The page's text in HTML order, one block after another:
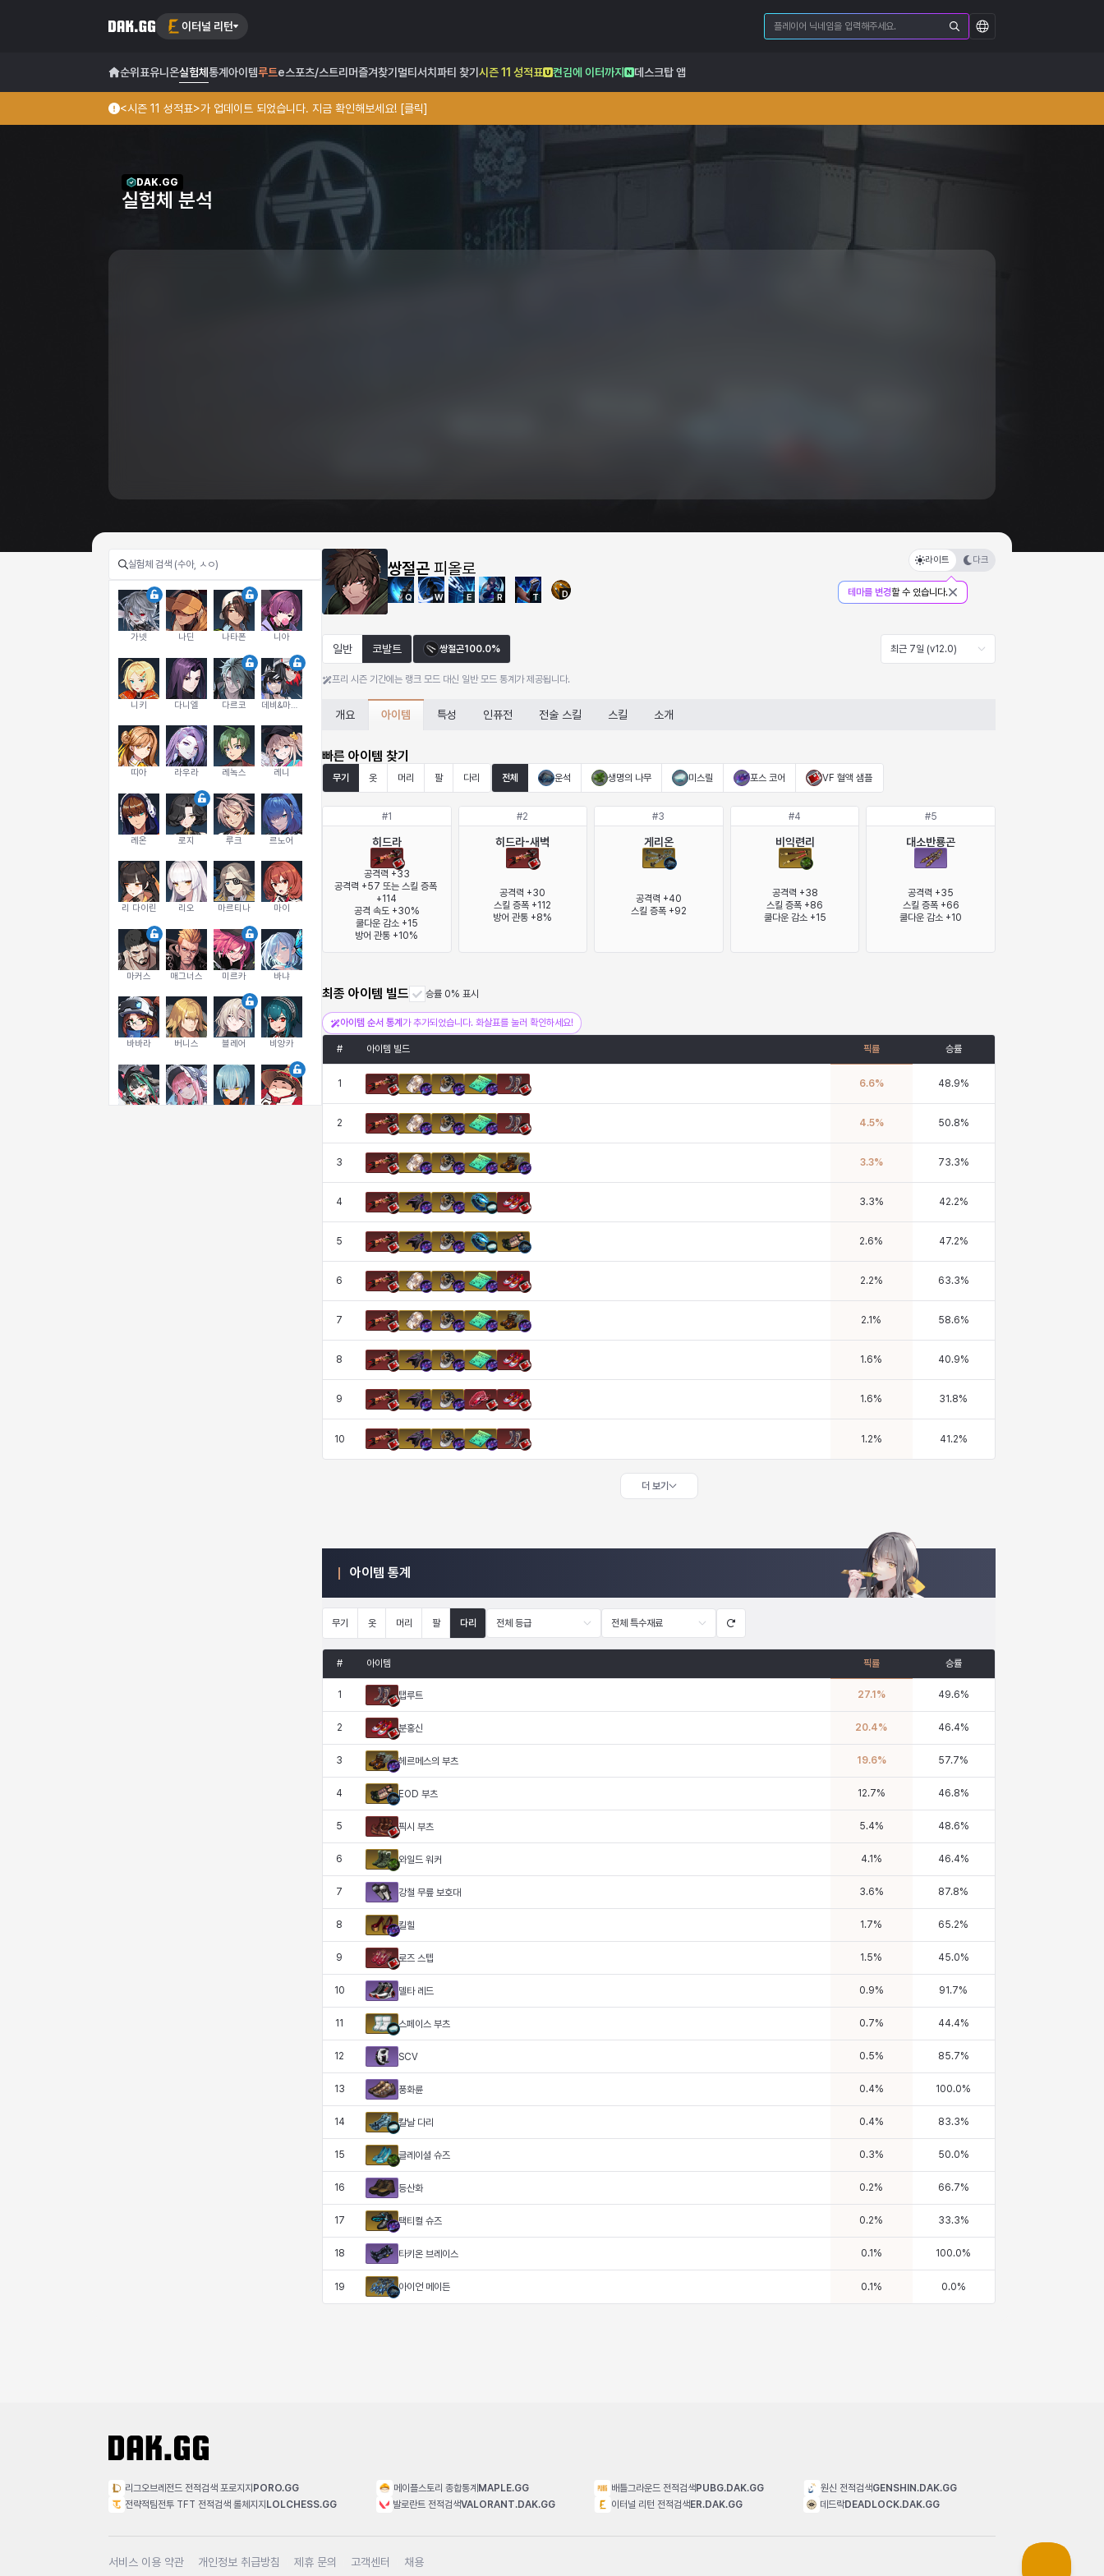
이터널 리턴
순위표유니온실험체 통계 아이템루트e스포츠/스트리머즐겨찾기 멀티서치 파티 찾기 시즌 11 성적표 켠김에 이터까지 데스크탑 앱
<시즌 11 성적표>가 업데이트 되었습니다. 지금 확인해보세요! [클릭]
DAK.GG
실험체 분석
가넷 나딘 나타폰 니아
니키 다니엘 다르코
띠아 라우라 레녹스 레니
레온 로지 루크 르노어
리 다이린 리오 마르티나 마이
마커스 매그너스 미르카 바냐
바바라 버니스 블레어 비앙카
쌍절곤 피올로
Q W E R T D
라이트 다크
테마를 변경할 수 있습니다.
일반 코발트 쌍절곤100.0% 최근 7일 (v12.0)
프리 시즌 기간에는 랭크 모드 대신 일반 모드 통계가 제공됩니다.
개요 아이템 특성 인퓨전 전술 스킬 스킬 소개
빠른 아이템 찾기
무기 옷 머리 팔 다리 전체 운석 생명의 나무 미스릴 포스 코어 VF 혈액 샘플
#1
히드라
공격력 +33
공격력 +57 또는 스킬 증폭
+114
공격 속도 +30%
쿨다운 감소 +15
방어 관통 +10%
#2
히드라-새벽
공격력 +30
스킬 증폭 +112
방어 관통 +8%
#3
게리온
공격력 +40
스킬 증폭 +92
#4
비익련리
공격력 +38
스킬 증폭 +86
쿨다운 감소 +15
#5
대소반룡곤
공격력 +35
스킬 증폭 +66
쿨다운 감소 +10
최종 아이템 빌드 승률 0% 표시
아이템 순서 통계 가 추가되었습니다. 화살표를 눌러 확인하세요!
# 아이템 빌드 픽률 승률
1 6.6% 48.9%
2 4.5% 50.8%
3 3.3% 73.3%
4 3.3% 42.2%
5 2.6% 47.2%
6 2.2% 63.3%
7 2.1 % 58.6%
8 1.6% 40.9%
9 1.6% 31.8%
10 1.2% 41.2%
더 보기
아이템 통계
무기 옷 머리 팔 다리 전체 등급 전체 특수재료
# 아이템 픽률 승률
1 탭루트 27.1 % 49.6%
2 분홍신 20.4% 46.4%
3 헤르메스의 부츠 19.6% 57.7%
4 EOD 부츠 12.7% 46.8%
5 픽시 부츠 5.4% 48.6%
6 와일드 워커 4.1 % 46.4%
7 강철 무릎 보호대 3.6% 87.8%
8 킬힐 1.7% 65.2%
9 로즈 스텝 1.5% 45.0%
10 델타 레드 0.9% 91.7%
11 스페이스 부츠 0.7% 44.4%
12 SCV 0.5% 85.7%
13 풍화륜 0.4% 100.0%
14 칼날 다리 0.4% 83.3%
15 글레이셜 슈즈 0.3% 50.0%
16 등산화 0.2% 66.7%
17 택티컬 슈즈 0.2% 33.3%
18 타키온 브레이스 0.1 % 100.0%
19 아이언 메이든 0.1 % 0.0%
리그오브레전드 전적검색 포로지지PORO.GG
전략적팀전투 TFT 전적검색 롤체지지LOLCHESS.GG
메이플스토리 종합통계MAPLE.GG
발로란트 전적검색VALORANT.DAK.GG
배틀그라운드 전적검색PUBG.DAK.GG
이터널 리턴 전적검색ER.DAK.GG
원신 전적검색GENSHIN.DAK.GG
데드락DEADLOCK.DAK.GG
서비스 이용 약관 개인정보 취급방침 제휴 문의 고객센터 채용